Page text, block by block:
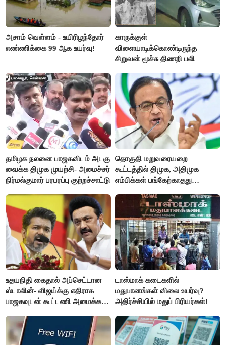
அசாம் வெள்ளம் - உயிரிழந்தோர்
எண்ணிக்கை 99 ஆக உயர்வு!
காருக்குள்
விளையாடிக்கொண்டிருந்த
சிறுவன் மூச்சு திணறி பலி
தமிழக நலனை பாஜகவிடம் அடகு
வைக்க திமுக முயற்சி- அமைச்சர்
நிர்மல்குமார் பரபரப்பு குற்றச்சாட்டு
தொகுதி மறுவரையறை
கூட்டத்தில் திமுக, அதிமுக
எம்பிக்கள் பங்கேற்காதது
உதயநிதி கைதால் அப்செட்டான
ஸ்டாலின்- விஜய்க்கு எதிராக
பாஜகவுடன் கூட்டணி அமைக்க
டாஸ்மாக் கடைகளில்
மதுபானங்கள் விலை உயர்வு?
அதிர்ச்சியில் மதுப் பிரியர்கள்!